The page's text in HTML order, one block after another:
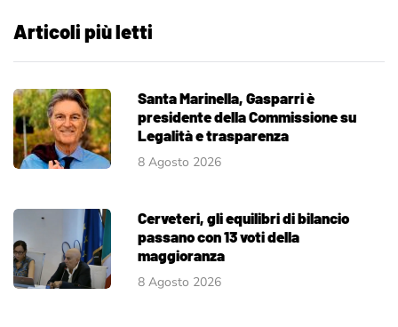
Articoli più letti
Santa Marinella, Gasparri è
presidente della Commissione su
Legalità e trasparenza
8 Agosto 2026
Cerveteri, gli equilibri di bilancio
passano con 13 voti della
maggioranza
8 Agosto 2026